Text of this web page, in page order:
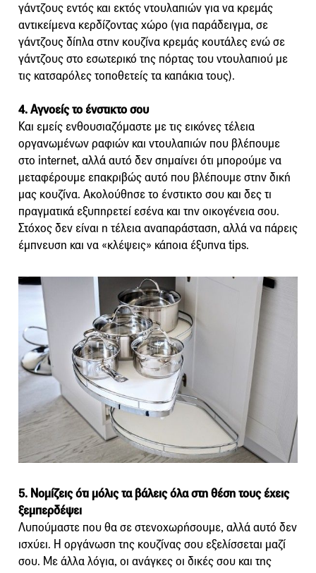
γάντζους εντός και εκτός ντουλαπιών για να κρεμάς
αντικείμενα κερδίζοντας χώρο (για παράδειγμα, σε
γάντζους δίπλα στην κουζίνα κρεμάς κουτάλες ενώ σε
γάντζους στο εσωτερικό της πόρτας του ντουλαπιού με
τις κατσαρόλες τοποθετείς τα καπάκια τους).
4. Αγνοείς το ένστικτο σου
Και εμείς ενθουσιαζόμαστε με τις εικόνες τέλεια
οργανωμένων ραφιών και ντουλαπιών που βλέπουμε
στο internet, αλλά αυτό δεν σημαίνει ότι μπορούμε να
μεταφέρουμε επακριβώς αυτό που βλέπουμε στην δική
μας κουζίνα. Ακολούθησε το ένστικτο σου και δες τι
πραγματικά εξυπηρετεί εσένα και την οικογένεια σου.
Στόχος δεν είναι η τέλεια αναπαράσταση, αλλά να πάρεις
έμπνευση και να «κλέψεις» κάποια έξυπνα tips.
5. Νομίζεις ότι μόλις τα βάλεις όλα στη θέση τους έχεις
ξεμπερδέψει
Λυπούμαστε που θα σε στενοχωρήσουμε, αλλά αυτό δεν
ισχύει. Η οργάνωση της κουζίνας σου εξελίσσεται μαζί
σου. Με άλλα λόγια, οι ανάγκες οι δικές σου και της